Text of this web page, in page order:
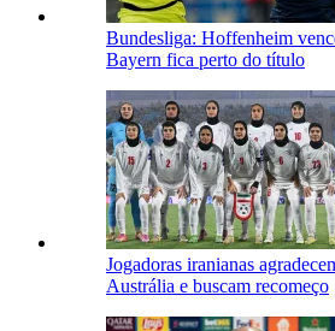
Bundesliga: Hoffenheim
Bayern fica perto do título
Jogadoras iranianas
Austrália e buscam recomeço